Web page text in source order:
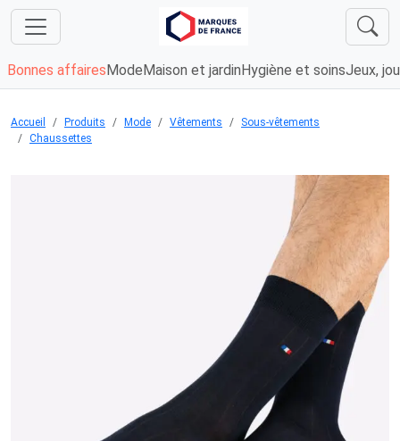
Bonnes affaires Mode Maison et jardin Hygiène et soinsJeux,
Accueil Produits Mode Vêtements
Sous-vêtements
Chaussettes